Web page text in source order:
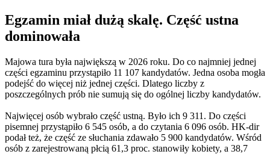
Egzamin miał dużą skalę. Część ustna
dominowała
Majowa tura była największą w 2026 roku. Do co najmniej jednej
części egzaminu przystąpiło 11 107 kandydatów. Jedna osoba mogła
podejść do więcej niż jednej części. Dlatego liczby z
poszczególnych prób nie sumują się do ogólnej liczby kandydatów.
Najwięcej osób wybrało część ustną. Było ich 9 311. Do części
pisemnej przystąpiło 6 545 osób, a do czytania 6 096 osób. HK-dir
podał też, że część ze słuchania zdawało 5 900 kandydatów. Wśród
osób z zarejestrowaną płcią 61,3 proc. stanowiły kobiety, a 38,7